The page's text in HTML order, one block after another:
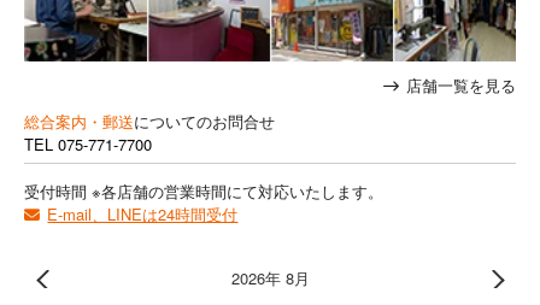
店舗一覧を見る
総合案内・郵送についてのお問合せ
TEL 075-771-7700
受付時間 ※各店舗の営業時間にて対応いたします。
E-mail、LINEは24時間受付
2026年 8月